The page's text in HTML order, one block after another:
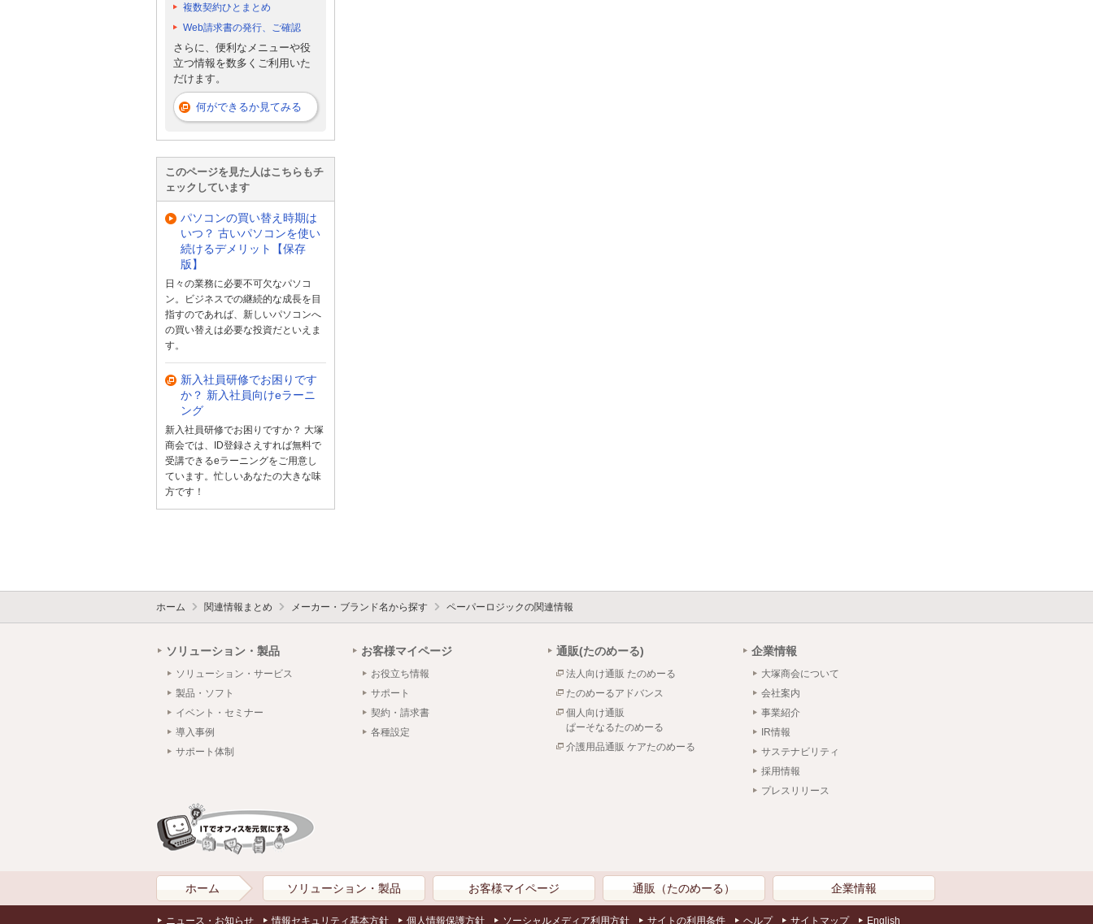
複数契約ひとまとめ
Web請求書の発行、ご確認
さらに、便利なメニューや役
立つ情報を数多くご利用いた
だけます。
何ができるか見てみる
このページを見た人はこちらもチ
ェックしています
パソコンの買い替え時期は
いつ？ 古いパソコンを使い
続けるデメリット【保存
版】
日々の業務に必要不可欠なパソコ
ン。ビジネスでの継続的な成長を目
指すのであれば、新しいパソコンへ
の買い替えは必要な投資だといえま
す。
新入社員研修でお困りです
か？ 新入社員向けeラーニ
ング
新入社員研修でお困りですか？ 大塚
商会では、ID登録さえすれば無料で
受講できるeラーニングをご用意し
ています。忙しいあなたの大きな味
方です！
ホーム 関連情報まとめ メーカー・ブランド名から探す ペーパーロジックの関連情報
ソリューション・製品
ソリューション・サービス
製品・ソフト
イベント・セミナー
導入事例
サポート体制
お客様マイページ
お役立ち情報
サポート
契約・請求書
各種設定
通販(たのめーる)
法人向け通販 たのめーる
たのめーるアドバンス
個人向け通販
ぱーそなるたのめーる
介護用品通販 ケアたのめーる
企業情報
大塚商会について
会社案内
事業紹介
IR情報
サステナビリティ
採用情報
プレスリリース
ホーム ソリューション・製品 お客様マイページ 通販（たのめーる） 企業情報
ニュース・お知らせ 情報セキュリティ基本方針 個人情報保護方針 ソーシャルメディア利用方針 サイトの利用条件 ヘルプ サイトマップ English